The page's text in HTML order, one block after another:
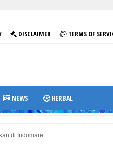
DISCLAIMER TERMS OF
NEWS HERBAL
di Indomaret